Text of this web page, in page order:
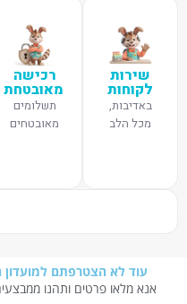
שירות
לקוחות
באדיבות,
מכל הלב
רכישה
מאובטחת
תשלומים
מאובטחים
עוד לא הצטרפתם למועדון
אנא מלאו פרטים ותהנו